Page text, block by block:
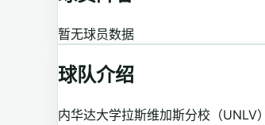
暂无球员数据
球队介绍
内华达大学拉斯维加斯分校（UNLV